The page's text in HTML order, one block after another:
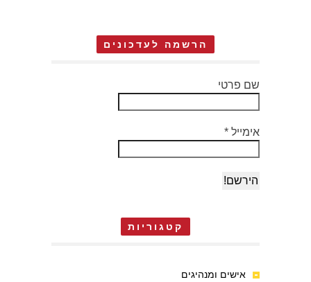
הרשמה לעדכונים
שם פרטי
אימייל *
קטגוריות
אישים ומנהיגים